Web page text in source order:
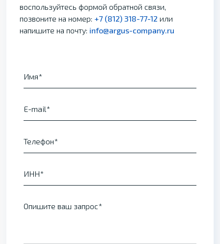
воспользуйтесь формой обратной связи,
позвоните на номер: +7 (812) 318-77-12 или
напишите на почту: info@argus-company.ru
Имя
E-mail
Телефон
ИНН
Опишите ваш запрос